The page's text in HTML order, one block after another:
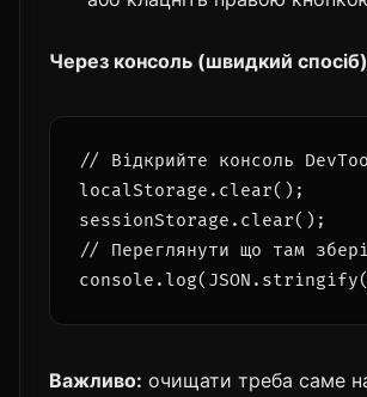
Через консоль (швидкий
// Відкрийте консоль
localStorage.clear();
sessionStorage.clear();
// Переглянути що там
Важливо: очищати треба саме